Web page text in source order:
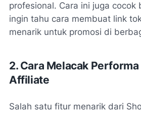
profesional. Cara ini juga cocok
ingin tahu cara membuat link
menarik untuk promosi di
2. Cara Melacak
Affiliate
Salah satu fitur menarik dari